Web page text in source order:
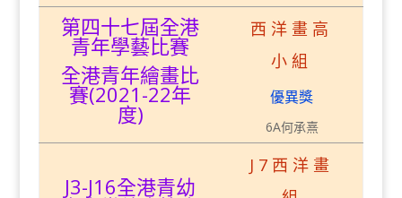
第四十七屆全港
青年學藝比賽
全港青年繪畫比
賽(2021-22年
度)
西洋畫高
小組
優異獎
6A何承熹
J3-J16全港青幼
J7西洋畫